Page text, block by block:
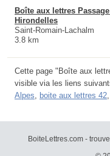
Boîte aux lettres
Hirondelles
Saint-Romain-Lachalm
3.8 km
Cette page "Boîte aux
visible via les liens
Alpes
boite aux lettres 42
BoiteLettres.com -